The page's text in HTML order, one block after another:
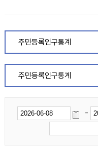
주민등록인구통계
주민등록인구통계
-